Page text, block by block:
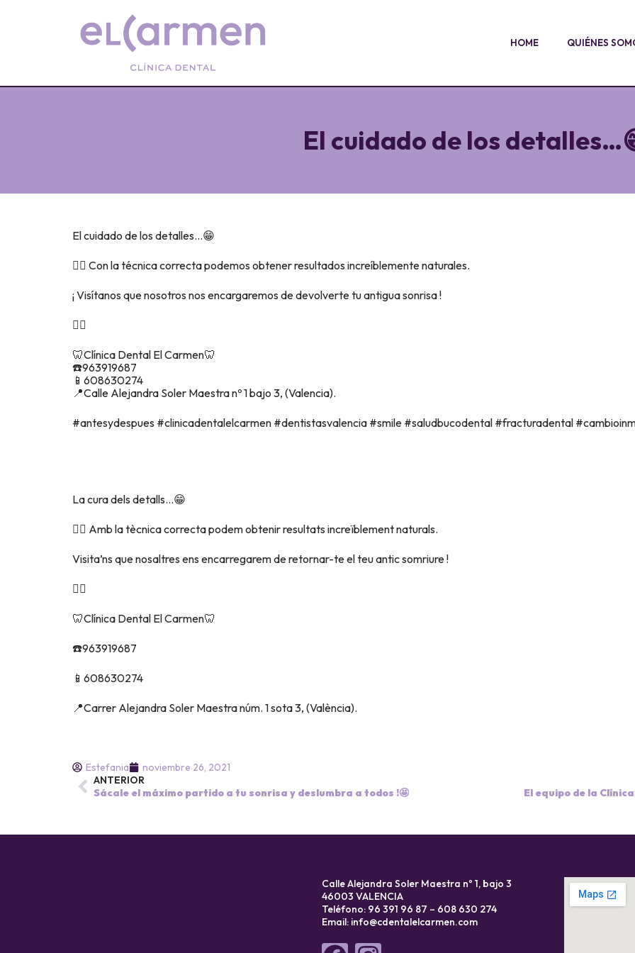
HOME QUIÉNES
El cuidado de los
El cuidado de los detalles…😁
👉🏽 Con la técnica correcta podemos obtener resultados increíblemente naturales.
¡ Visítanos que nosotros nos encargaremos de devolverte tu antigua sonrisa !
👇🏾
🦷Clínica Dental El Carmen🦷
☎️963919687
📱608630274
📍Calle Alejandra Soler Maestra nº 1 bajo 3, (Valencia).
#antesydespues #clinicadentalelcarmen #dentistasvalencia #smile #saludbucodental #fracturadental
La cura dels detalls…😁
👉🏽 Amb la tècnica correcta podem obtenir resultats increïblement naturals.
Visita’ns que nosaltres ens encarregarem de retornar-te el teu antic somriure !
👇🏾
🦷Clínica Dental El Carmen🦷
☎️963919687
📱608630274
📍Carrer Alejandra Soler Maestra núm. 1 sota 3, (València).
Estefania
noviembre 26, 2021
ANTERIOR
Sácale el máximo partido a tu sonrisa y deslumbra a todos !🤩
El equipo de la
Calle Alejandra Soler Maestra nº 1, bajo 3
46003 VALENCIA
Teléfono: 96 391 96 87 – 608 630 274
Email: info@cdentalelcarmen.com